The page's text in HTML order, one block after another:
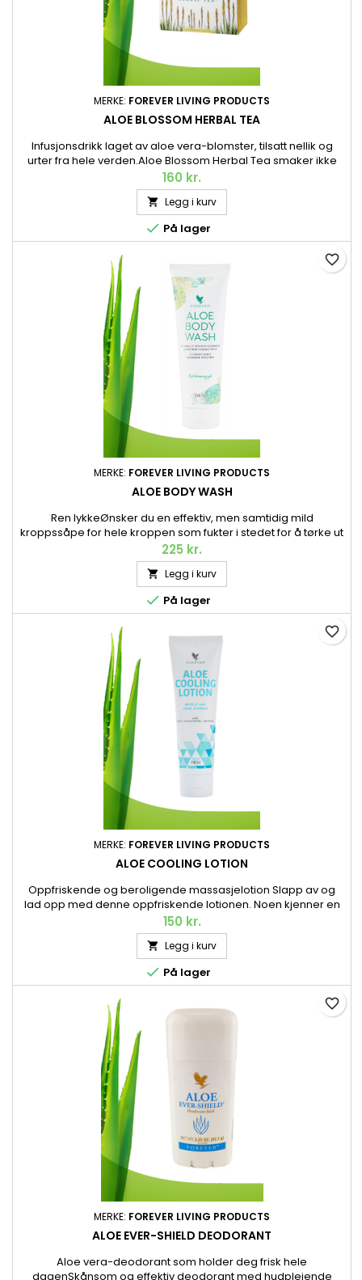
MERKE: FOREVER LIVING PRODUCTS
ALOE BLOSSOM HERBAL TEA
Infusjonsdrikk laget av aloe vera-blomster, tilsatt nellik og
urter fra hele verden.Aloe Blossom Herbal Tea smaker ikke
bare nydelig, men er helt fri for tein og koffein. Den stimulerer
også forbrenningen takket være de tilførte urtene.
160 kr.
 Legg i kurv
 På lager
MERKE: FOREVER LIVING PRODUCTS
ALOE BODY WASH
Ren lykkeØnsker du en effektiv, men samtidig mild
kroppssåpe for hele kroppen som fukter i stedet for å tørke ut
huden? Da trenger du ikke lete lenger. Her er vår herlige,
prisvinnende Aloe Body Wash. 236 ml.
225 kr.
 Legg i kurv
 På lager
favorite_border
MERKE: FOREVER LIVING PRODUCTS
ALOE COOLING LOTION
Oppfriskende og beroligende massasjelotion Slapp av og
lad opp med denne oppfriskende lotionen. Noen kjenner en
kjølende følelse, mens andre opplever en varmende effekt.
Aloe vera, mentol og eukalyptus gir en oppfriskende, men
samtidig beroligende følelse. Perfekt etter en lang dag eller
hard trening. 118 ml.
150 kr.
 Legg i kurv
 På lager
favorite_border
MERKE: FOREVER LIVING PRODUCTS
ALOE EVER-SHIELD DEODORANT
Aloe vera-deodorant som holder deg frisk hele
dagenSkånsom og effektiv deodorant med hudpleiende
favorite_border